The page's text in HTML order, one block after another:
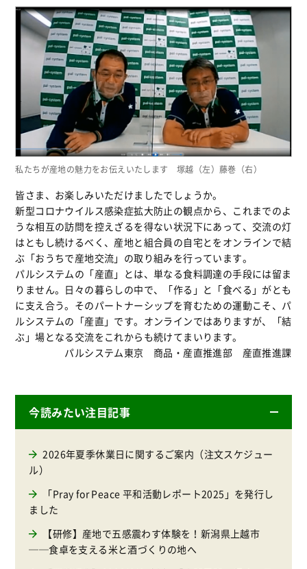
私たちが産地の魅力をお伝えいたします 塚越（左）藤巻（右）
皆さま、お楽しみいただけましたでしょうか。
新型コロナウイルス感染症拡大防止の観点から、これまでのよ
うな相互の訪問を控えざるを得ない状況下にあって、交流の灯
はともし続けるべく、産地と組合員の自宅とをオンラインで結
ぶ「おうちで産地交流」の取り組みを行っています。
パルシステムの「産直」とは、単なる食料調達の手段には留ま
りません。日々の暮らしの中で、「作る」と「食べる」がとも
に支え合う。そのパートナーシップを育むための運動こそ、パ
ルシステムの「産直」です。オンラインではありますが、「結
ぶ」場となる交流をこれからも続けてまいります。
パルシステム東京 商品・産直推進部 産直推進課
今読みたい注目記事
2026年夏季休業日に関するご案内（注文スケジュー
ル）
「Pray for Peace 平和活動レポート2025」を発行し
ました
【研修】産地で五感震わす体験を！新潟県上越市
──食卓を支える米と酒づくりの地へ